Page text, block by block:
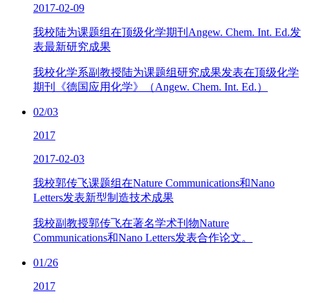
2017-02-09
我校陆为课题组在顶级化学期刊Angew. Chem. Int. Ed.发
表最新研究成果
我校化学系副教授陆为课题组研究成果发表在顶级化学
期刊《德国应用化学》（Angew. Chem. Int. Ed.）
02/03
2017
2017-02-03
我校郭传飞课题组在Nature Communications和Nano
Letters发表新型制造技术成果
我校副教授郭传飞在著名学术刊物Nature
Communications和Nano Letters发表合作论文。
01/26
2017